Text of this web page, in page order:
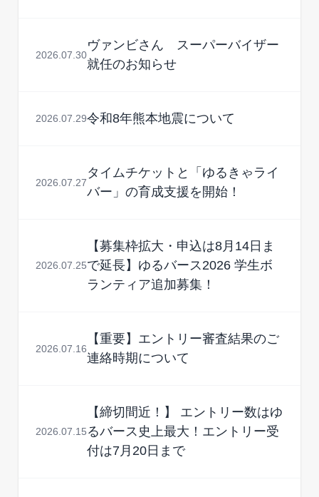
2026.07.30
ヴァンビさん スーパーバイザー
就任のお知らせ
2026.07.29令和8年熊本地震について
2026.07.27
タイムチケットと「ゆるきゃライ
バー」の育成支援を開始！
2026.07.25
【募集枠拡大・申込は8月14日ま
で延長】ゆるバース2026 学生ボ
ランティア追加募集！
2026.07.16
【重要】エントリー審査結果のご
連絡時期について
2026.07.15
【締切間近！】 エントリー数はゆ
るバース史上最大！エントリー受
付は7月20日まで